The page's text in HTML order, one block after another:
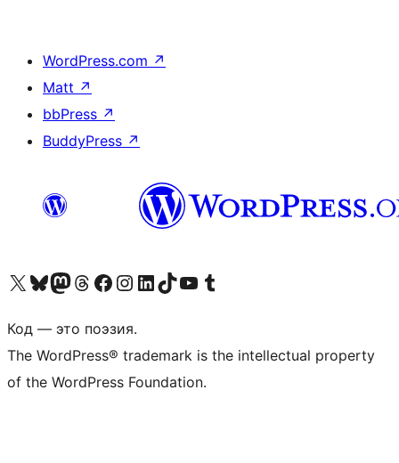
WordPress.com ↗
Matt ↗
bbPress ↗
BuddyPress ↗
Посетите нас в X (ранее Twitter)
Посетите нашу учётную запись в Bluesky
Посетите нашу ленту в Mastodon
Посетите нашу учётную запись в Threads
Посетите нашу страницу на Facebook
Посетите наш Instagram
Посетите нашу страницу в LinkedIn
Посетите нашу учётную запись в TikTok
Посетите наш канал YouTube
Посетите нашу учётную запись в Tumblr
Код — это поэзия.
The WordPress® trademark is the intellectual property
of the WordPress Foundation.